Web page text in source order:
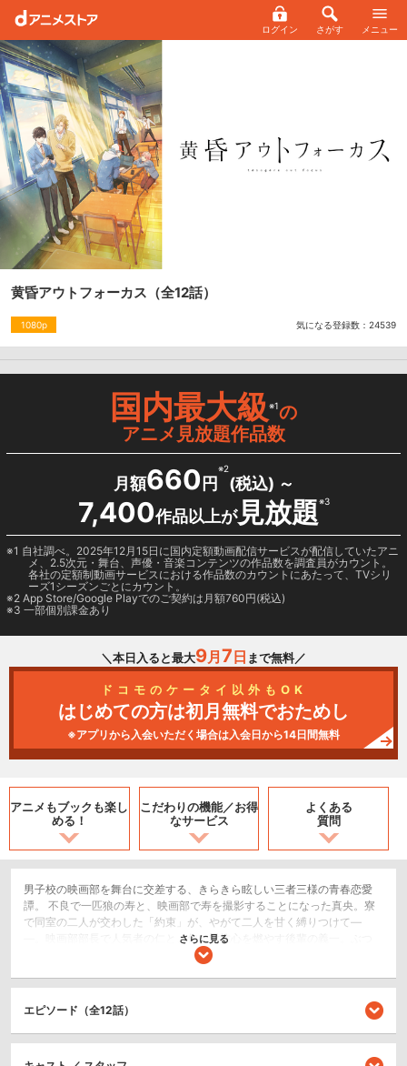
ログイン さがす メニュー
黄昏アウトフォーカス （全12話）
1080p 気になる登録数： 24539
国内最大級※1の
アニメ見放題作品数
月額660 円
※2
(税込) ～
7,400作品以上が見放題※3
1 自社調べ。2025年12月15日に国内定額動画配信サービスが配信していたアニ
メ、2.5次元・舞台、声優・音楽コンテンツの作品数を調査員がカウント。
各社の定額制動画サービスにおける作品数のカウントにあたって、TVシリ
ーズ1シーズンごとにカウント。
2 App Store/Google Playでのご契約は月額760円(税込)
3 一部個別課金あり
＼本日入ると最大9月 7 日 まで無料／
ドコモのケータイ以外もOK
はじめての方は初月無料でおためし
※アプリから入会いただく場合は入会日から14日間無料
アニメもブックも楽し
める！
こだわりの機能／お得
なサービス
よくある
質問
男子校の映画部を舞台に交差する、きらきら眩しい三者三様の青春恋愛
譚。 不良で一匹狼の寿と、映画部で寿を撮影することになった真央。寮
で同室の二人が交わした「約束」が、やがて二人を甘く縛りつけて―
―。映画部部長で人気者の仁と、仁に対抗心を燃やす後輩の義一。ぶつ
かりながらも、やがて二人は惹かれ合い――。無口で不愛想だが信頼の
の「お付き合い」が始まって――。
恋愛/ラブコメ
さらに見る
エピソード（全12話）